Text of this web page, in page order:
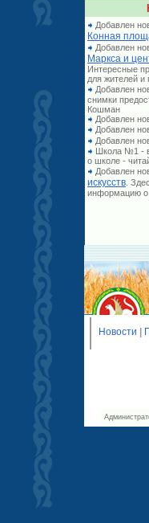
Добавлен
Конная
Добавлен
Маркса и
Интересные
для жителей и
Добавлен
снимки
Кошман
Добавлен
Добавлен
Добавлен
Школа №1 -
о школе -
Добавлен
искусств .
информацию
Новости